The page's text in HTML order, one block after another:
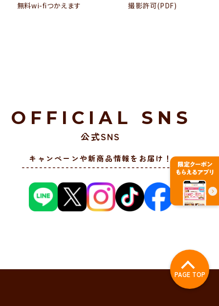
無料wi-ﬁつかえます 撮影許可(PDF)
OFFICIAL SNS
公式SNS
キャンペーンや新商品情報をお届け！
PAGE TOP